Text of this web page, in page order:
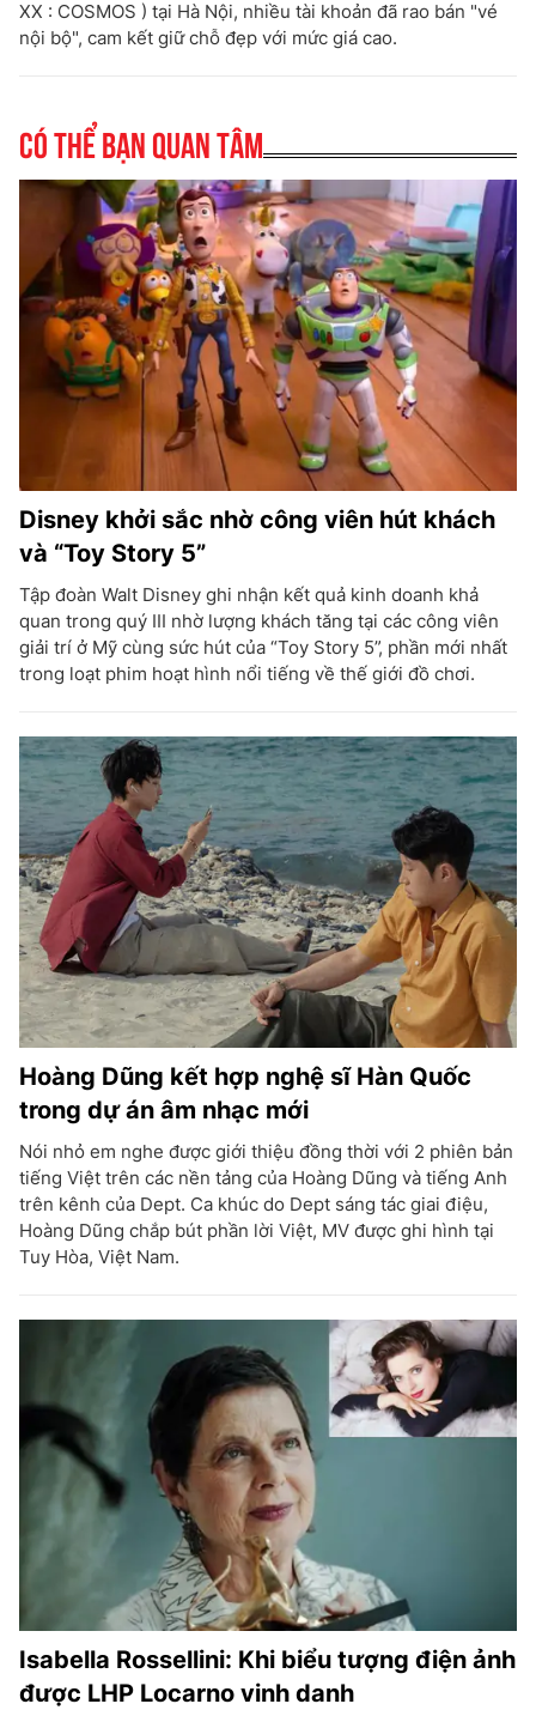
XX : COSMOS ) tại Hà Nội, nhiều tài khoản đã rao bán "vé
nội bộ", cam kết giữ chỗ đẹp với mức giá cao.
Có thể bạn quan tâm
Disney khởi sắc nhờ công viên hút khách
và “Toy Story 5”
Tập đoàn Walt Disney ghi nhận kết quả kinh doanh khả
quan trong quý III nhờ lượng khách tăng tại các công viên
giải trí ở Mỹ cùng sức hút của “Toy Story 5”, phần mới nhất
trong loạt phim hoạt hình nổi tiếng về thế giới đồ chơi.
Hoàng Dũng kết hợp nghệ sĩ Hàn Quốc
trong dự án âm nhạc mới
Nói nhỏ em nghe được giới thiệu đồng thời với 2 phiên bản
tiếng Việt trên các nền tảng của Hoàng Dũng và tiếng Anh
trên kênh của Dept. Ca khúc do Dept sáng tác giai điệu,
Hoàng Dũng chắp bút phần lời Việt, MV được ghi hình tại
Tuy Hòa, Việt Nam.
Isabella Rossellini: Khi biểu tượng điện ảnh
được LHP Locarno vinh danh